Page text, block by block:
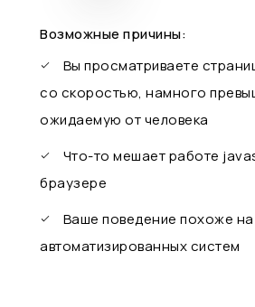
Возможные причины:
Вы просматриваете
со скоростью, намного
ожидаемую от человека
Что-то мешает работе
браузере
Ваше поведение похоже
автоматизированных систем